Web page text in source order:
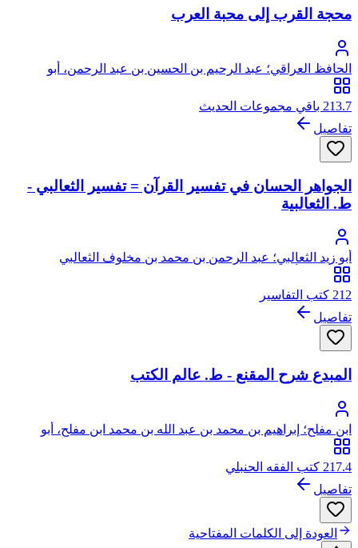
محجة القرب إلى محبة العرب
الحافظ العراقي؛ عبد الرحيم بن الحسين بن عبد الرحمن، أبو
الفضل، زين الدين، المعروف بالحافظ العراقي
213.7 باقي مجموعات الحديث
تفاصيل
الجواهر الحسان في تفسير القرآن = تفسير الثعالبي -
ط. الثعالبية
أبو زيد الثعالبي؛ عبد الرحمن بن محمد بن مخلوف الثعالبي
الجزائري، أبو زيد
212 كتب التفاسير
تفاصيل
المبدع شرح المقنع - ط. عالم الكتب
ابن مفلح؛ إبراهيم بن محمد بن عبد الله بن محمد ابن مفلح، أبو
إسحاق، برهان الدين
217.4 كتب الفقه الحنبلي
تفاصيل
العودة إلى الكلمات المفتاحية